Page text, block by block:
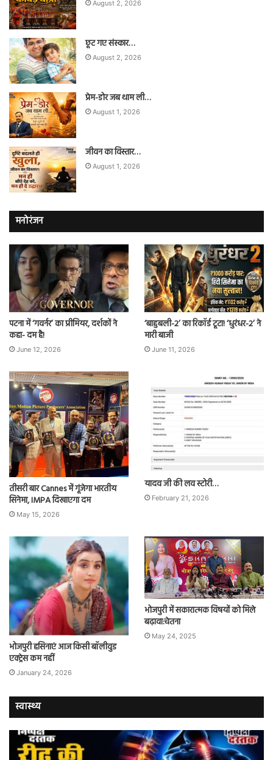
August 2, 2026
छूट गए संस्कार…
August 2, 2026
प्रेम-डोर जब थाम ली…
August 1, 2026
जीवन का विस्तार…
August 1, 2026
मनोरंजन
पटना में ‘गवर्नर’ का प्रीमियर, दर्शकों ने
कहा- दम है!
June 12, 2026
‘बाहुबली-2’ का रिकॉर्ड टूटा! ‘धुरंधर-2’ ने
मारी बाजी
June 11, 2026
तीसरी बार Cannes में गूंजेगा भारतीय
सिनेमा, IMPA दिखाएगा दम
May 15, 2026
यादव जी की लव स्टोरी…
February 21, 2026
भोजपुरी हसिनाएं आज किसी बॉलीवुड
एक्ट्रेस कम नहीं
January 24, 2026
भोजपुरी में सकारात्मक विषयों को मिले
बढ़ावा:चेतना
May 24, 2025
स्वास्थ्य